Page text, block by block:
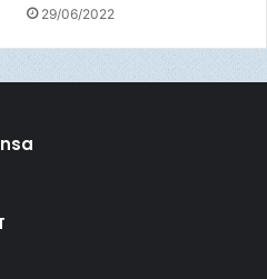
29/06/2022